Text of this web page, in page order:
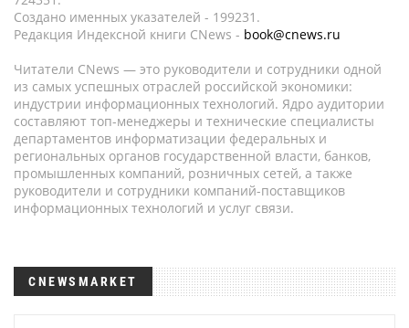
Создано именных указателей - 199231.
Редакция Индексной книги CNews - book@cnews.ru
Читатели CNews — это руководители и сотрудники одной
из самых успешных отраслей российской экономики:
индустрии информационных технологий. Ядро аудитории
составляют топ-менеджеры и технические специалисты
департаментов информатизации федеральных и
региональных органов государственной власти, банков,
промышленных компаний, розничных сетей, а также
руководители и сотрудники компаний-поставщиков
информационных технологий и услуг связи.
CNEWSMARKET